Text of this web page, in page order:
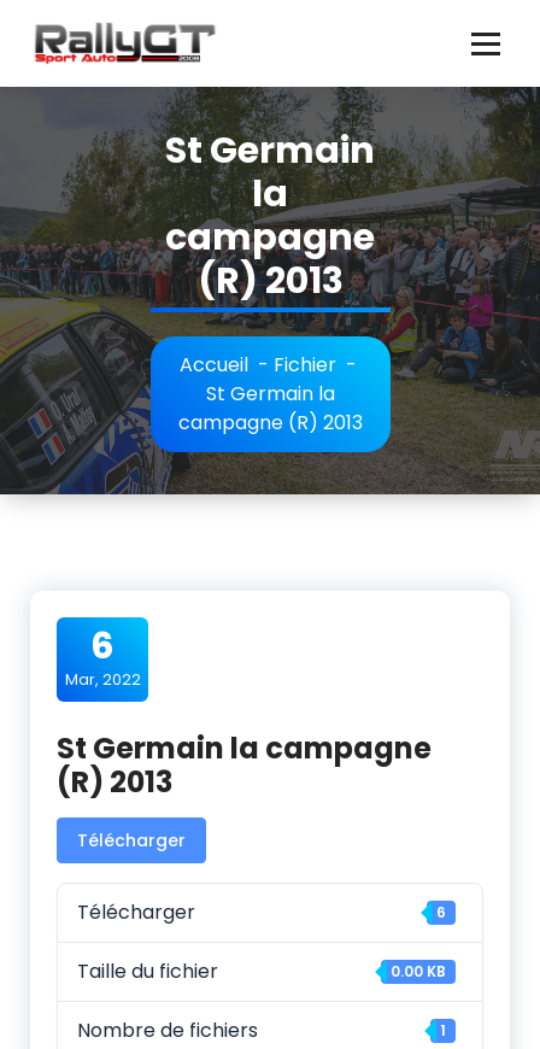
contenu
St Germain
la
campagne
(R) 2013
Accueil- Fichier-
St Germain la
campagne (R) 2013
6
Mar, 2022
St Germain la campagne
(R) 2013
Télécharger
Télécharger 6
Taille du fichier 0.00 KB
Nombre de fichiers 1